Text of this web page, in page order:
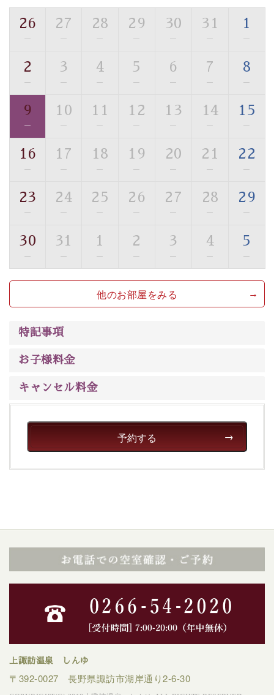
用。 足元が柔らかく、そして滑りにくい畳のお風呂で
す。
※男性大浴場までのご移動には階段がございます。 予め
■貸切温泉風呂 （40分2000円）
む貸切温泉風呂です。ゆったりといやされるプライベー
【旅】
豊富な知識を持ったドライバー兼ガイドが諏訪大社をご
案内します。
事前ご予約制ですので、ご利用ご希望の方
※交通規制などにより運行できない日がございます
※年末年始及び御柱祭前後は運行しておりません
以上がプラン内容です。
上諏訪温泉“しんゆ”なら諏訪大社など歴史ある諏訪の街
清らかな源泉、
みを感じていただける、美しく癒される宿で贅沢に幸せ
26
—
27
—
28
—
29
—
30
—
31
—
1
—
2
—
3
—
4
—
5
—
6
—
7
—
8
—
9
—
10
—
11
—
12
—
13
—
14
—
15
—
16
—
17
—
18
—
19
—
20
—
21
—
22
—
23
—
24
—
25
—
26
—
27
—
28
—
29
—
30
—
31
—
1
—
2
—
3
—
4
—
5
—
他のお部屋をみる
特記事項
お子様料金
キャンセル料金
予約する
上諏訪温泉 しんゆ
〒392-0027 長野県諏訪市湖岸通り2-6-30